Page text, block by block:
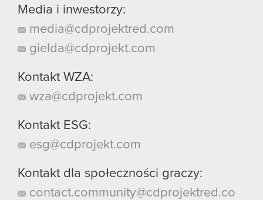
Media i inwestorzy:
media@cdprojektred.com
gielda@cdprojekt.com
Kontakt WZA:
wza@cdprojekt.com
Kontakt ESG:
esg@cdprojekt.com
Kontakt dla społeczności graczy:
contact.community@cdprojektred.co